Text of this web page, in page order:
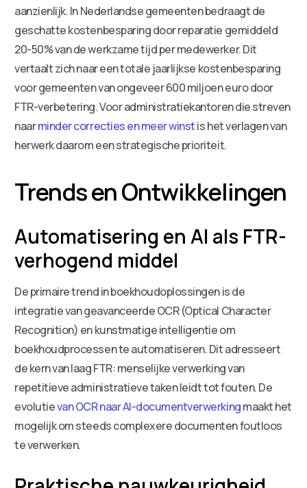
aanzienlijk. In Nederlandse gemeenten bedraagt de
geschatte kostenbesparing door reparatie gemiddeld
20-50% van de werkzame tijd per medewerker. Dit
vertaalt zich naar een totale jaarlijkse kostenbesparing
voor gemeenten van ongeveer 600 miljoen euro door
FTR-verbetering. Voor administratiekantoren die streven
naarminder correcties en meer winstis het verlagen van
herwerk daarom een strategische prioriteit.
Trends en Ontwikkelingen
Automatisering en AI als FTR-
verhogend middel
De primaire trend in boekhoudoplossingen is de
integratie van geavanceerde OCR (Optical Character
Recognition) en kunstmatige intelligentie om
boekhoudprocessen te automatiseren. Dit adresseert
de kern van laag FTR: menselijke verwerking van
repetitieve administratieve taken leidt tot fouten. De
evolutievan OCR naar AI-documentverwerkingmaakt het
mogelijk om steeds complexere documenten foutloos
te verwerken.